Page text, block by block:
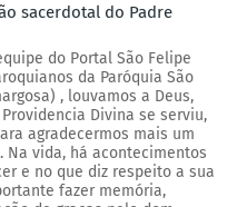
sacerdotal do Padre
do Portal São Felipe
da Paróquia São
, louvamos a Deus,
Divina se serviu,
agradecermos mais um
Na vida, há acontecimentos
e no que diz respeito a sua
fazer memória,